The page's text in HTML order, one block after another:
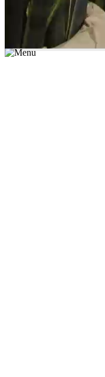
התחברות מצא מורה
התחברות